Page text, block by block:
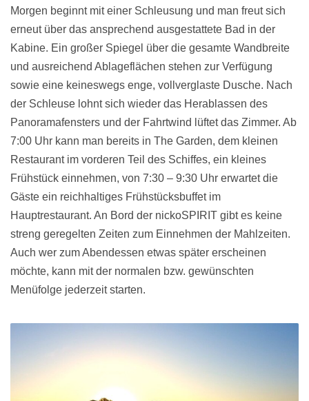
Morgen beginnt mit einer Schleusung und man freut sich
erneut über das ansprechend ausgestattete Bad in der
Kabine. Ein großer Spiegel über die gesamte Wandbreite
und ausreichend Ablageflächen stehen zur Verfügung
sowie eine keineswegs enge, vollverglaste Dusche. Nach
der Schleuse lohnt sich wieder das Herablassen des
Panoramafensters und der Fahrtwind lüftet das Zimmer. Ab
7:00 Uhr kann man bereits in The Garden, dem kleinen
Restaurant im vorderen Teil des Schiffes, ein kleines
Frühstück einnehmen, von 7:30 – 9:30 Uhr erwartet die
Gäste ein reichhaltiges Frühstücksbuffet im
Hauptrestaurant. An Bord der nickoSPIRIT gibt es keine
streng geregelten Zeiten zum Einnehmen der Mahlzeiten.
Auch wer zum Abendessen etwas später erscheinen
möchte, kann mit der normalen bzw. gewünschten
Menüfolge jederzeit starten.